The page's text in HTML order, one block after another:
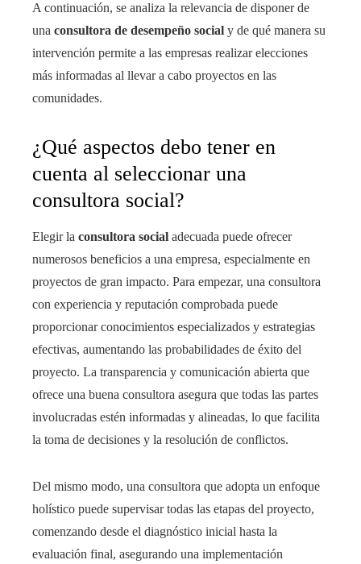
A continuación, se analiza la relevancia de disponer de
una consultora de desempeño social y de qué manera su
intervención permite a las empresas realizar elecciones
más informadas al llevar a cabo proyectos en las
comunidades.
¿Qué aspectos debo tener en
cuenta al seleccionar una
consultora social?
Elegir la consultora social adecuada puede ofrecer
numerosos beneficios a una empresa, especialmente en
proyectos de gran impacto. Para empezar, una consultora
con experiencia y reputación comprobada puede
proporcionar conocimientos especializados y estrategias
efectivas, aumentando las probabilidades de éxito del
proyecto. La transparencia y comunicación abierta que
ofrece una buena consultora asegura que todas las partes
involucradas estén informadas y alineadas, lo que facilita
la toma de decisiones y la resolución de conflictos.
Del mismo modo, una consultora que adopta un enfoque
holístico puede supervisar todas las etapas del proyecto,
comenzando desde el diagnóstico inicial hasta la
evaluación final, asegurando una implementación